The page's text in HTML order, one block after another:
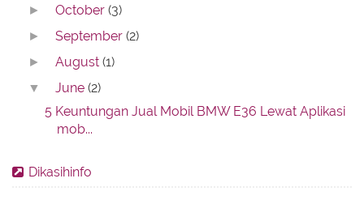
► October(3)
► September(2)
► August(1)
▼ June(2)
5 Keuntungan Jual Mobil BMW E36 Lewat Aplikasi
mob...
Dikasihinfo